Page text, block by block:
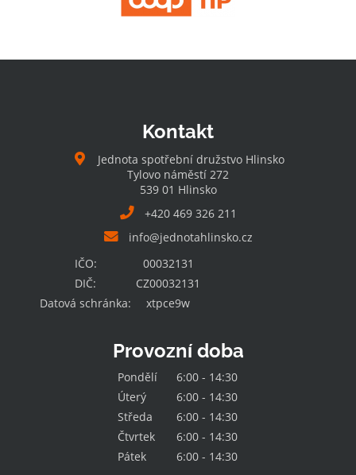
Kontakt
Jednota spotřební družstvo Hlinsko
Tylovo náměstí 272
539 01 Hlinsko
+420 469 326 211
info@jednotahlinsko.cz
IČO:
00032131
DIČ:
CZ00032131
Datová schránka:
xtpce9w
Provozní doba
Pondělí
6:00 - 14:30
Úterý
6:00 - 14:30
Středa
6:00 - 14:30
Čtvrtek
6:00 - 14:30
Pátek
6:00 - 14:30